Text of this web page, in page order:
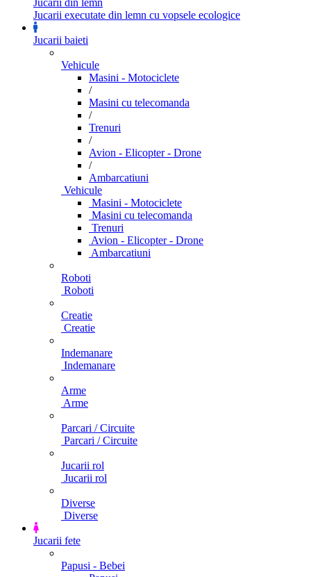
Jucarii din lemn
Jucarii executate din lemn cu vopsele ecologice
Jucarii baieti
Vehicule
Masini - Motociclete
/
Masini cu telecomanda
/
Trenuri
/
Avion - Elicopter - Drone
/
Ambarcatiuni
Vehicule
Masini - Motociclete
Masini cu telecomanda
Trenuri
Avion - Elicopter - Drone
Ambarcatiuni
Roboti
Roboti
Creatie
Creatie
Indemanare
Indemanare
Arme
Arme
Parcari / Circuite
Parcari / Circuite
Jucarii rol
Jucarii rol
Diverse
Diverse
Jucarii fete
Papusi - Bebei